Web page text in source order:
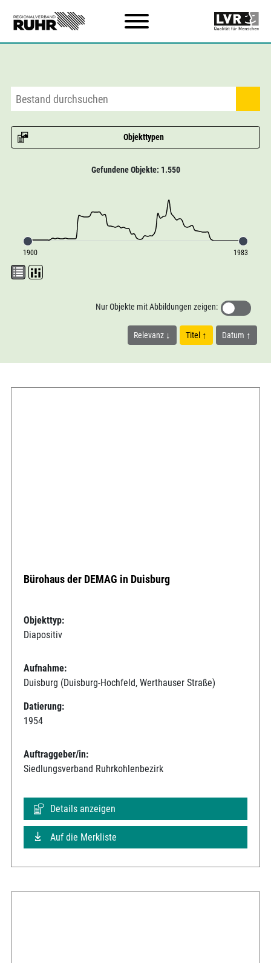
Objekttypen
Gefundene Objekte: 1.550
1900 1983
Relevanz Titel Datum
Nur Objekte mit Abbildungen zeigen:
Bürohaus der DEMAG in Duisburg
Objekttyp:
Diapositiv
Aufnahme:
Duisburg (Duisburg-Hochfeld, Werthauser Straße)
Datierung:
1954
Auftraggeber/in:
Siedlungsverband Ruhrkohlenbezirk
Details anzeigen
Auf die Merkliste